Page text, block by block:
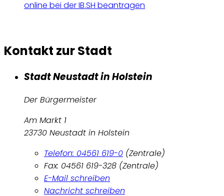
online bei der IB.SH beantragen
Kontakt zur Stadt
Stadt Neustadt in Holstein
Der Bürgermeister
Am Markt 1
23730 Neustadt in Holstein
Telefon: 04561 619-0 (Zentrale)
Fax: 04561 619-328 (Zentrale)
E-Mail schreiben
Nachricht schreiben